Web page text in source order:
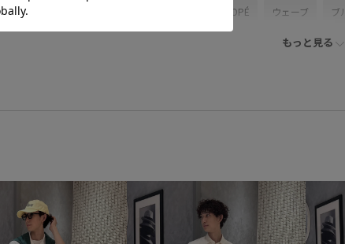
ADAM ET ROPÉ ウェーブ ブ
シューズ スニー
サンダル ジャケット スエード
スポーツ スポーツウェア トレンド トレンド感
もっと見る